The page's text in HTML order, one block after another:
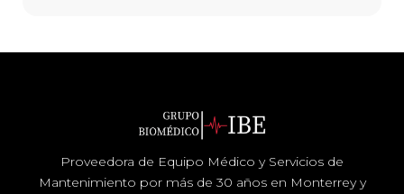
Proveedora de Equipo Médico y Servicios de
Mantenimiento por más de 30 años en Monterrey y